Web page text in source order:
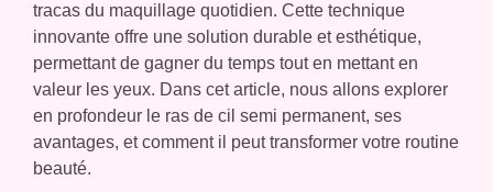
tracas du maquillage quotidien. Cette technique
innovante offre une solution durable et esthétique,
permettant de gagner du temps tout en mettant en
valeur les yeux. Dans cet article, nous allons explorer
en profondeur le ras de cil semi permanent, ses
avantages, et comment il peut transformer votre routine
beauté.